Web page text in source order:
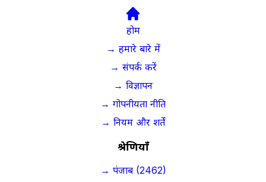
होम
→ हमारे बारे में
→ संपर्क करें
→ विज्ञापन
→ गोपनीयता नीति
→ नियम और शर्तें
श्रेणियाँ
→ पंजाब (2462)